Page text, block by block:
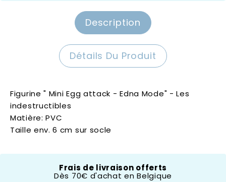
Description
Détails Du Produit
Figurine " Mini Egg attack - Edna Mode" - Les
indestructibles
Matière: PVC
Taille env. 6 cm sur socle
Frais de livraison offerts
Dès 70€ d'achat en Belgique